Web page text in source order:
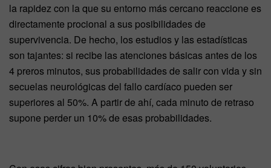
la rapidez con la que su entorno más cercano reaccione es
directamente procional a sus posibilidades de
supervivencia. De hecho, los estudios y las estadísticas
son tajantes: si recibe las atenciones básicas antes de los
4 preros minutos, sus probabilidades de salir con vida y sin
secuelas neurológicas del fallo cardíaco pueden ser
superiores al 50%. A partir de ahí, cada minuto de retraso
supone perder un 10% de esas probabilidades.